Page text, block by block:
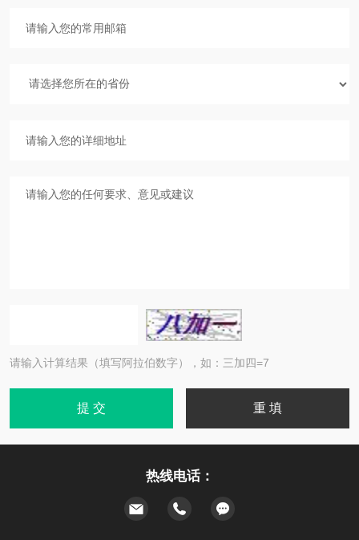
请输入计算结果（填写阿拉伯数字），如：三加四=7
热线电话：